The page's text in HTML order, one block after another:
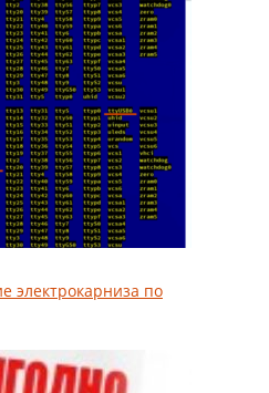
электрокарниза по